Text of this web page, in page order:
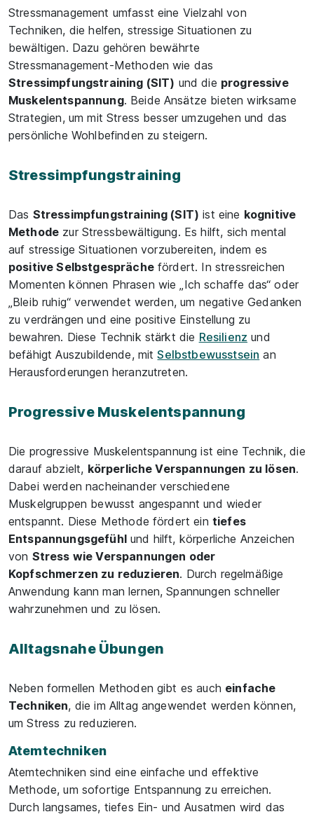
Stressmanagement umfasst eine Vielzahl von
Techniken, die helfen, stressige Situationen zu
bewältigen. Dazu gehören bewährte
Stressmanagement-Methoden wie das
Stressimpfungstraining (SIT) und die progressive
Muskelentspannung. Beide Ansätze bieten wirksame
Strategien, um mit Stress besser umzugehen und das
persönliche Wohlbefinden zu steigern.
Stressimpfungstraining
Das Stressimpfungstraining (SIT) ist eine kognitive
Methode zur Stressbewältigung. Es hilft, sich mental
auf stressige Situationen vorzubereiten, indem es
positive Selbstgesprächefördert. In stressreichen
Momenten können Phrasen wie „Ich schaffe das“ oder
„Bleib ruhig“ verwendet werden, um negative Gedanken
zu verdrängen und eine positive Einstellung zu
bewahren. Diese Technik stärkt die Resilienz und
befähigt Auszubildende, mitSelbstbewusstsein an
Herausforderungen heranzutreten.
Progressive Muskelentspannung
Die progressive Muskelentspannung ist eine Technik, die
darauf abzielt, körperliche Verspannungen zu lösen.
Dabei werden nacheinander verschiedene
Muskelgruppen bewusst angespannt und wieder
entspannt. Diese Methode fördert ein tiefes
Entspannungsgefühlund hilft, körperliche Anzeichen
von Stress wie Verspannungen oder
Kopfschmerzen zu reduzieren. Durch regelmäßige
Anwendung kann man lernen, Spannungen schneller
wahrzunehmen und zu lösen.
Alltagsnahe Übungen
Neben formellen Methoden gibt es auch einfache
Techniken, die im Alltag angewendet werden können,
um Stress zu reduzieren.
Atemtechniken
Atemtechniken sind eine einfache und effektive
Methode, um sofortige Entspannung zu erreichen.
Durch langsames, tiefes Ein- und Ausatmen wird das